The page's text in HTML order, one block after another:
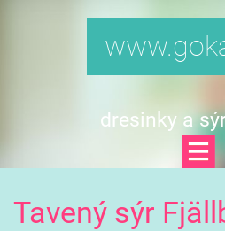
dresinky a
Tavený sýr